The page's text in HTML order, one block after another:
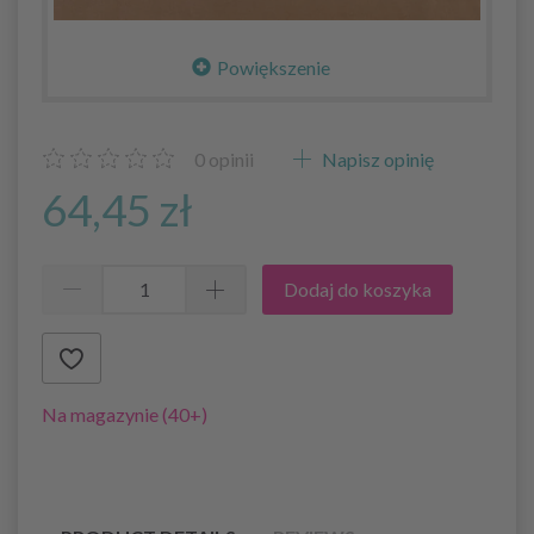
Powiększenie
0 opinii Napisz opinię
64,45 zł
Dodaj do koszyka
Na magazynie (40+)